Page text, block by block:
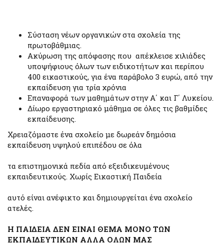
Σύσταση νέων οργανικών στα σχολεία της
πρωτοβάθμιας.
Ακύρωση της απόφασης που απέκλεισε χιλιάδες
υποψήφιους όλων των ειδικοτήτων και περίπου
400 εικαστικούς, για ένα παράβολο 3 ευρώ, από την
εκπαίδευση για τρία χρόνια
Επαναφορά των μαθημάτων στην Α΄ και Γ΄ Λυκείου.
Δίωρο εργαστηριακό μάθημα σε όλες τις βαθμίδες
εκπαίδευσης.
Χρειαζόμαστε ένα σχολείο με δωρεάν δημόσια
εκπαίδευση υψηλού επιπέδου σε όλα
τα επιστημονικά πεδία από εξειδικευμένους
εκπαιδευτικούς. Χωρίς Εικαστική Παιδεία
αυτό είναι ανέφικτο και δημιουργείται ένα σχολείο
ατελές.
Η ΠΑΙΔΕΙΑ ΔΕΝ ΕΙΝΑΙ ΘΕΜΑ ΜΟΝΟ ΤΩΝ
ΕΚΠΑΙΔΕΥΤΙΚΩΝ ΑΛΛΑ ΟΛΩΝ ΜΑΣ